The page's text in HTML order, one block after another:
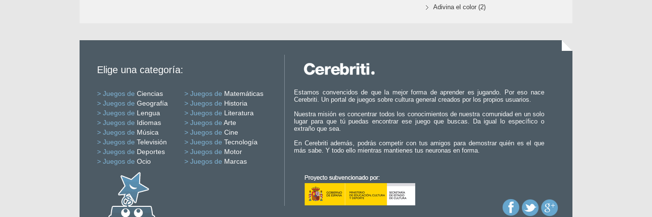
Adivina el color (2)
Elige una categoría:
> Juegos de Ciencias > Juegos de Matemáticas
> Juegos de Geografía > Juegos de Historia
> Juegos de Lengua > Juegos de Literatura
> Juegos de Idiomas > Juegos de Arte
> Juegos de Música > Juegos de Cine
> Juegos de Televisión > Juegos de Tecnología
> Juegos de Deportes > Juegos de Motor
> Juegos de Ocio > Juegos de Marcas
Estamos convencidos de que la mejor forma de aprender es jugando. Por eso nace
Cerebriti. Un portal de juegos sobre cultura general creados por los propios usuarios.
Nuestra misión es concentrar todos los conocimientos de nuestra comunidad en un solo
lugar para que tú puedas encontrar ese juego que buscas. Da igual lo específico o
extraño que sea.
En Cerebriti además, podrás competir con tus amigos para demostrar quién es el que
más sabe. Y todo ello mientras mantienes tus neuronas en forma.